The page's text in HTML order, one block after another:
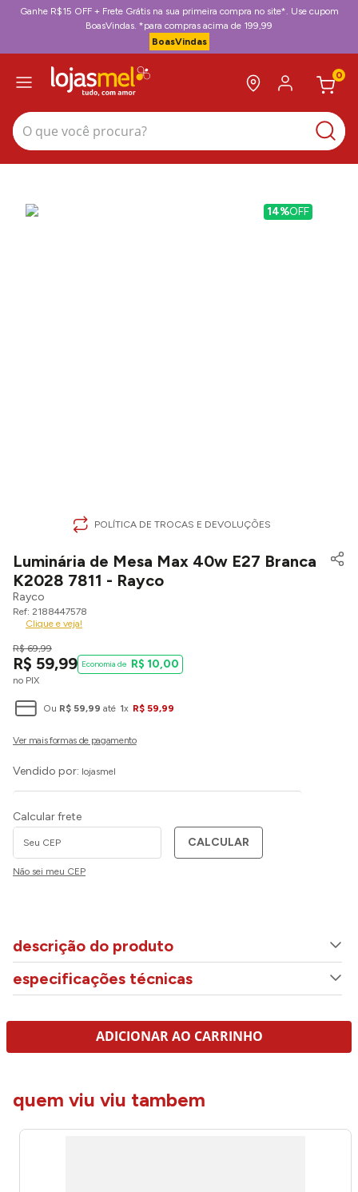
Ganhe R$15 OFF + Frete Grátis na sua primeira compra no site*. Use cupom
BoasVindas. *para compras acima de 199,99
BoasVindas
0
O que você procura?
14%OFF
POLÍTICA DE TROCAS E DEVOLUÇÕES
Luminária de Mesa Max 40w E27 Branca
K2028 7811 - Rayco
Rayco
2188447578
Clique e veja!
R$ 69,99
R$ 59,99
no PIX
R$ 10,00
Ou R$ 59,99 até 1x R$ 59,99
Vendido por: lojasmel
Calcular frete
CALCULAR
Não sei meu CEP
descrição do produto
especificações técnicas
ADICIONAR AO CARRINHO
quem viu viu tambem